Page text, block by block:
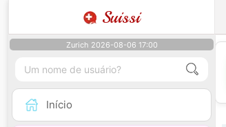
Suissi
Zurich 2026-08-06 17:00
Início